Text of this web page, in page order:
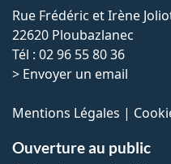
Rue Frédéric et Irène
22620 Ploubazlanec
Tél : 02 96 55 80 36
> Envoyer un email
Mentions Légales |
Ouverture au public